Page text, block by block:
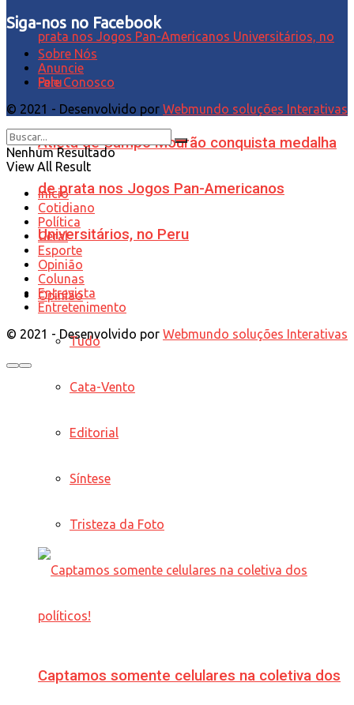
Atleta de Campo Mourão conquista medalha
de prata nos Jogos Pan-Americanos
Universitários, no Peru
Opinião
Tudo
Cata-Vento
Editorial
Síntese
Tristeza da Foto
Captamos somente celulares na coletiva dos
Siga-nos no Facebook
Sobre Nós
Anuncie
Fale Conosco
© 2021 - Desenvolvido por Webmundo soluções Interativas
Nenhum Resultado
View All Result
Início
Cotidiano
Política
Geral
Esporte
Opinião
Colunas
Entrevista
Entretenimento
© 2021 - Desenvolvido por Webmundo soluções Interativas